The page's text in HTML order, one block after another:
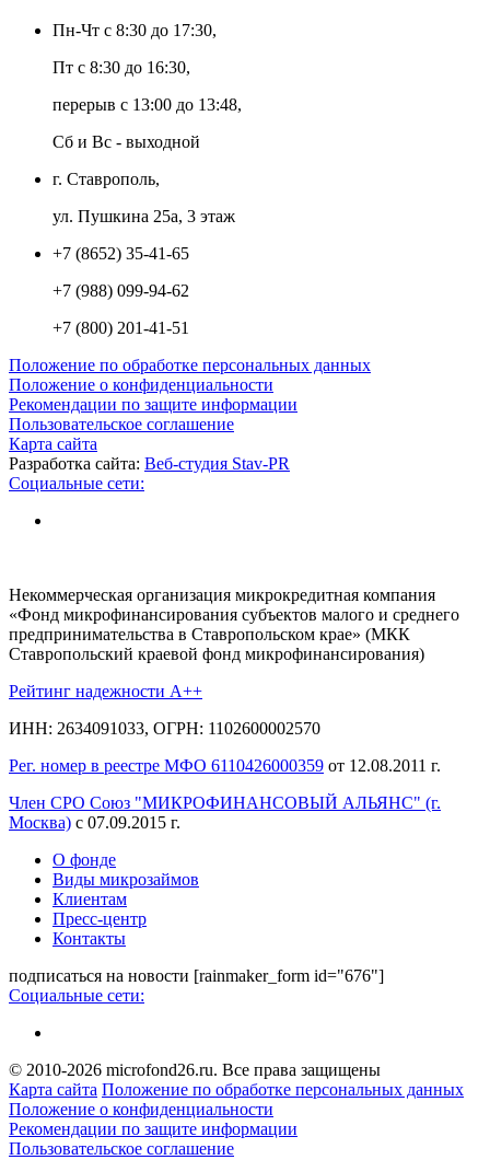
Пн-Чт с 8:30 до 17:30,
Пт с 8:30 до 16:30,
перерыв с 13:00 до 13:48,
Сб и Вс - выходной
г. Ставрополь,
ул. Пушкина 25а, 3 этаж
+7 (8652) 35-41-65
+7 (988) 099-94-62
+7 (800) 201-41-51
Положение по обработке персональных данных
Положение о конфиденциальности
Рекомендации по защите информации
Пользовательское соглашение
Карта сайта
Разработка сайта: Веб-студия Stav-PR
Социальные сети:
Некоммерческая организация микрокредитная компания
«Фонд микрофинансирования субъектов малого и среднего
предпринимательства в Ставропольском крае» (МКК
Ставропольский краевой фонд микрофинансирования)
Рейтинг надежности A++
ИНН: 2634091033, ОГРН: 1102600002570
Рег. номер в реестре МФО 6110426000359 от 12.08.2011 г.
Член СРО Союз "МИКРОФИНАНСОВЫЙ АЛЬЯНС" (г.
Москва) с 07.09.2015 г.
О фонде
Виды микрозаймов
Клиентам
Пресс-центр
Контакты
подписаться на новости [rainmaker_form id="676"]
Социальные сети:
© 2010-2026 microfond26.ru. Все права защищены
Карта сайта Положение по обработке персональных данных
Положение о конфиденциальности
Рекомендации по защите информации
Пользовательское соглашение